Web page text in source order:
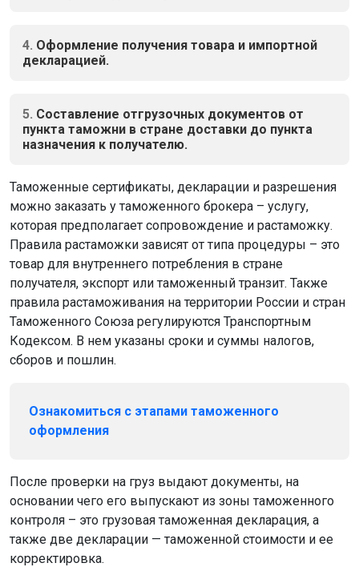
4. Оформление получения товара и импортной
декларацией.
5. Составление отгрузочных документов от
пункта таможни в стране доставки до пункта
назначения к получателю.
Таможенные сертификаты, декларации и разрешения
можно заказать у таможенного брокера – услугу,
которая предполагает сопровождение и растаможку.
Правила растаможки зависят от типа процедуры – это
товар для внутреннего потребления в стране
получателя, экспорт или таможенный транзит. Также
правила растаможивания на территории России и стран
Таможенного Союза регулируются Транспортным
Кодексом. В нем указаны сроки и суммы налогов,
сборов и пошлин.
Ознакомиться с этапами таможенного
оформления
После проверки на груз выдают документы, на
основании чего его выпускают из зоны таможенного
контроля – это грузовая таможенная декларация, а
также две декларации — таможенной стоимости и ее
корректировка.